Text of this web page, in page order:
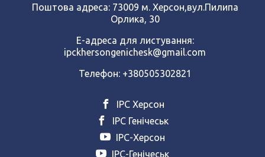
Поштова адреса: 73009 м. Херсон,вул.Пилипа
Орлика, 30
Е-адреса для листування:
ipckhersongenichesk@gmail.com
Телефон: +380505302821
ІРС Херсон
ІРС Генічеськ
ІРС-Херсон
ІРС-Генічеськ